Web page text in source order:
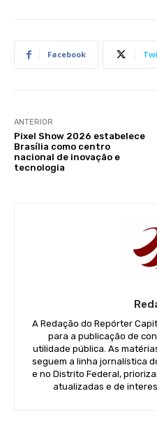
Facebook
ANTERIOR
Pixel Show 2026 estabelece
Brasília como centro
nacional de inovação e
tecnologia
A Redação do Repórter
para a publicação de
utilidade pública. As
seguem a linha jornalística
e no Distrito Federal,
atualizadas e de